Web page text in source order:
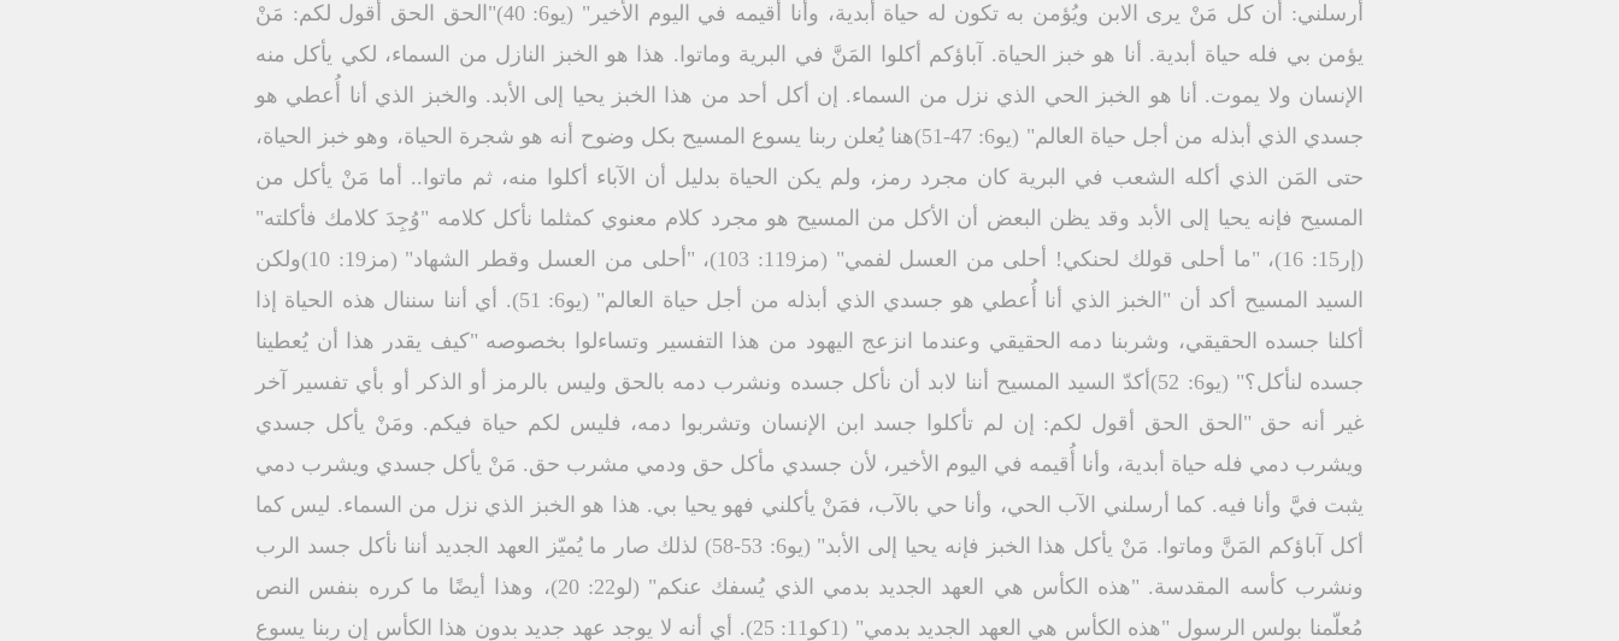
أرسلني: أن كل مَنْ يرى الابن ويُؤمن به تكون له حياة أبدية، وأنا أُقيمه في اليوم الأخير" (يو6: 40)"الحق الحق أقول لكم: مَنْ
يؤمن بي فله حياة أبدية. أنا هو خبز الحياة. آباؤكم أكلوا المَنَّ في البرية وماتوا. هذا هو الخبز النازل من السماء، لكي يأكل منه
الإنسان ولا يموت. أنا هو الخبز الحي الذي نزل من السماء. إن أكل أحد من هذا الخبز يحيا إلى الأبد. والخبز الذي أنا أُعطي هو
جسدي الذي أبذله من أجل حياة العالم" (يو6: 47-51)هنا يُعلن ربنا يسوع المسيح بكل وضوح أنه هو شجرة الحياة، وهو خبز الحياة،
حتى المَن الذي أكله الشعب في البرية كان مجرد رمز، ولم يكن الحياة بدليل أن الآباء أكلوا منه، ثم ماتوا.. أما مَنْ يأكل من
المسيح فإنه يحيا إلى الأبد وقد يظن البعض أن الأكل من المسيح هو مجرد كلام معنوي كمثلما نأكل كلامه "وُجِدَ كلامك فأكلته"
(إر15: 16)، "ما أحلى قولك لحنكي! أحلى من العسل لفمي" (مز119: 103)، "أحلى من العسل وقطر الشهاد" (مز19: 10)ولكن
السيد المسيح أكد أن "الخبز الذي أنا أُعطي هو جسدي الذي أبذله من أجل حياة العالم" (يو6: 51). أي أننا سننال هذه الحياة إذا
أكلنا جسده الحقيقي، وشربنا دمه الحقيقي وعندما انزعج اليهود من هذا التفسير وتساءلوا بخصوصه "كيف يقدر هذا أن يُعطينا
جسده لنأكل؟" (يو6: 52)أكدّ السيد المسيح أننا لابد أن نأكل جسده ونشرب دمه بالحق وليس بالرمز أو الذكر أو بأي تفسير آخر
غير أنه حق "الحق الحق أقول لكم: إن لم تأكلوا جسد ابن الإنسان وتشربوا دمه، فليس لكم حياة فيكم. ومَنْ يأكل جسدي
ويشرب دمي فله حياة أبدية، وأنا أُقيمه في اليوم الأخير، لأن جسدي مأكل حق ودمي مشرب حق. مَنْ يأكل جسدي ويشرب دمي
يثبت فيَّ وأنا فيه. كما أرسلني الآب الحي، وأنا حي بالآب، فمَنْ يأكلني فهو يحيا بي. هذا هو الخبز الذي نزل من السماء. ليس كما
أكل آباؤكم المَنَّ وماتوا. مَنْ يأكل هذا الخبز فإنه يحيا إلى الأبد" (يو6: 53-58) لذلك صار ما يُميّز العهد الجديد أننا نأكل جسد الرب
ونشرب كأسه المقدسة. "هذه الكأس هي العهد الجديد بدمي الذي يُسفك عنكم" (لو22: 20)، وهذا أيضًا ما كرره بنفس النص
مُعلّمنا بولس الرسول "هذه الكأس هي العهد الجديد بدمي" (1كو11: 25). أي أنه لا يوجد عهد جديد بدون هذا الكأس إن ربنا يسوع